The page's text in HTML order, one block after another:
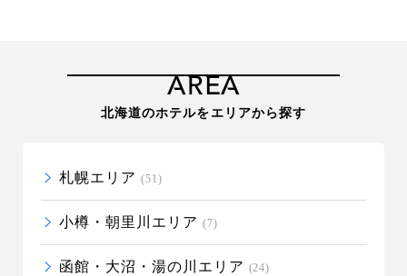
AREA
北海道のホテルをエリアから探す
札幌エリア (51)
小樽・朝里川エリア (7)
函館・大沼・湯の川エリア (24)